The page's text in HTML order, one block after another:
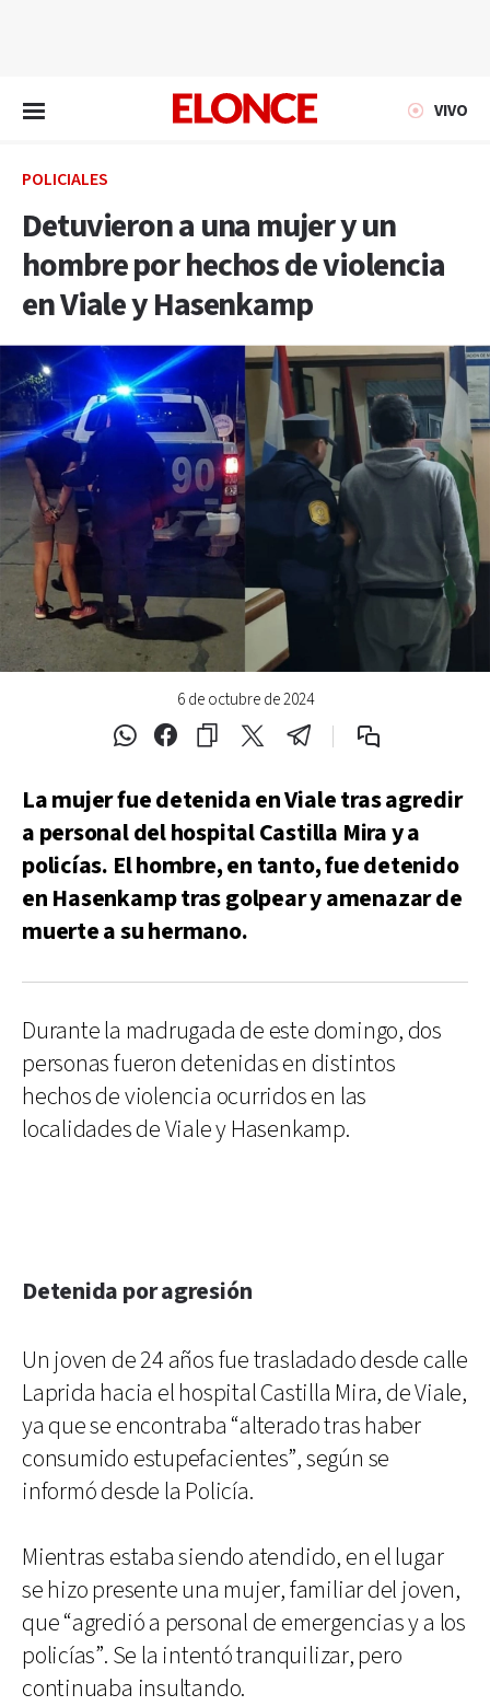
VIVO
POLICIALES
Detuvieron a una mujer y un
hombre por hechos de violencia
en Viale y Hasenkamp
6 de octubre de 2024
La mujer fue detenida en Viale tras agredir
a personal del hospital Castilla Mira y a
policías. El hombre, en tanto, fue detenido
en Hasenkamp tras golpear y amenazar de
muerte a su hermano.
Durante la madrugada de este domingo, dos
personas fueron detenidas en distintos
hechos de violencia ocurridos en las
localidades de Viale y Hasenkamp.
Detenida por agresión
Un joven de 24 años fue trasladado desde calle
Laprida hacia el hospital Castilla Mira, de Viale,
ya que se encontraba “alterado tras haber
consumido estupefacientes”, según se
informó desde la Policía.
Mientras estaba siendo atendido, en el lugar
se hizo presente una mujer, familiar del joven,
que “agredió a personal de emergencias y a los
policías”. Se la intentó tranquilizar, pero
continuaba insultando.